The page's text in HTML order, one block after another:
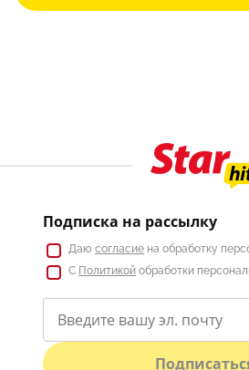
Подписка на рассылку
Даю согласие на обработку
С Политикой обработки